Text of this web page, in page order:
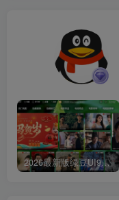
2026最新版绿豆UI9双端影视APP源码